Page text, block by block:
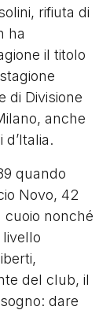
rifiuta di
ha
il titolo
di Divisione
anche
quando
Novo, 42
cuoio nonché
del club, il
dare